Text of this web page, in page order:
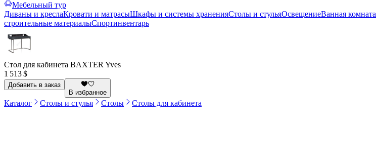
Мебельный тур
Диваны и креслаКровати и матрасыШкафы и системы храненияСтолы и стульяОсвещениеВанная комната
строительные материалыСпортинвентарь
Стол для кабинета BAXTER Yves
1 513 $
Добавить в заказ
В избранное
Каталог Столы и стулья Столы Столы для кабинета